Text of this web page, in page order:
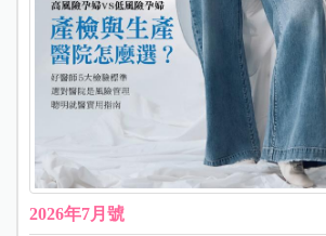
2026年7月號